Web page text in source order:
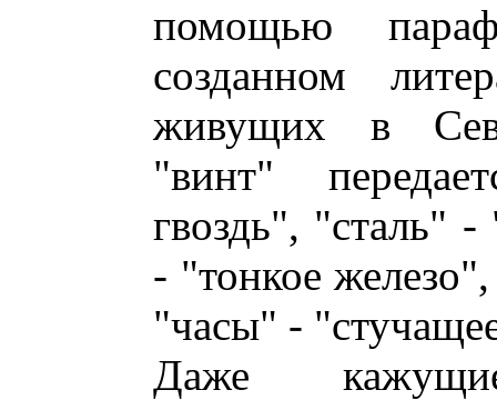
помощью
созданном
живущих в
"винт"
гвоздь", "сталь"
- "тонкое
"часы" -
Даже